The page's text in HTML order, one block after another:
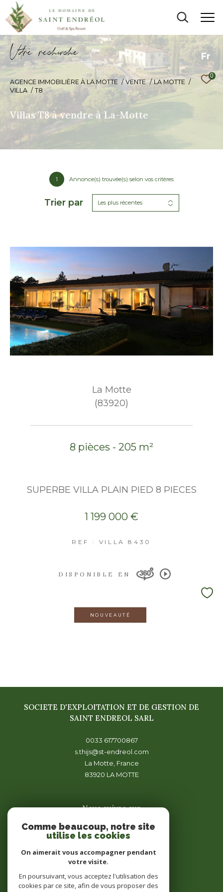
Fr
0
Vore recece
AGENCE IMMOBILIÈRE À LA MOTTE VENTE
LA MOTTE
VILLA
T8
Villas T8 à vendre à La-Motte
1 Annonce(s) trouvée(s) selon vos critères
Trier par Les plus récentes
La Motte
(83920)
8 pièces - 205 m²
SUPERBE VILLA PLAIN PIED 8 PIECES
1 199 000 €
REF : VILLA 8430
DISPONIBLE EN
NOUVEAUTÉ
SOCIETE D'EXPLOITATION ET DE GESTION DE
SAINT ENDREOL SARL
0033 617700867
s.thijs@st-endreol.com
La Motte, France
83920
LA MOTTE
Nous suivre sur
Adhérents
Comme beaucoup, notre site
utilise les cookies
On aimerait vous accompagner pendant
votre visite.
En poursuivant, vous acceptez l'utilisation des
cookies par ce site, afin de vous proposer des